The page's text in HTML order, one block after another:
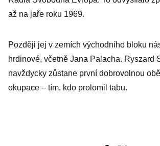
až na jaře roku 1969.
Později jej v zemích východního bloku
hrdinové, včetně Jana Palacha. Ryszard
navždycky zůstane první dobrovolnou
okupace – tím, kdo prolomil tabu.